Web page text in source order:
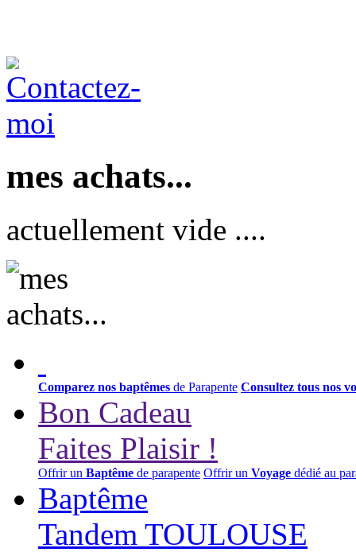
mes achats...
actuellement vide ....
Comparez nos baptêmes de Parapente Consultez tous nos
Bon Cadeau
Faites Plaisir !
Offrir un Baptême de parapente Offrir un Voyage dédié au
Baptême
Tandem TOULOUSE